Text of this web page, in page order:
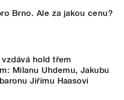
Brno. Ale za jakou cenu?
hold třem
Milanu Uhdemu, Jakubu
Jiřímu Haasovi